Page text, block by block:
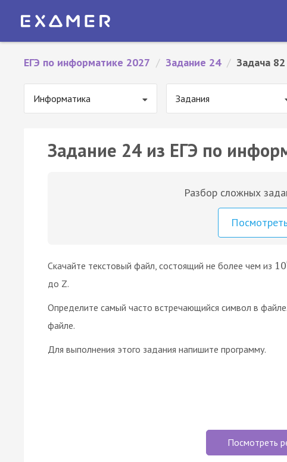
ЕГЭ по информатике 2027 / Задание 24 / Задача 82
Информатика Задания
Задание 24 из ЕГЭ по
Разбор сложных
Скачайте текстовый файл, состоящий не более чем из 10
до Z.
Определите самый часто встречающийся символ в
файле.
Для выполнения этого задания напишите программу.
Посмотреть